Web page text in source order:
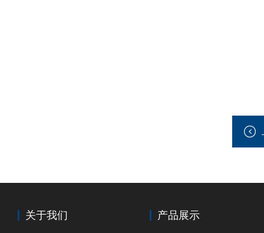
关于我们 产品展示